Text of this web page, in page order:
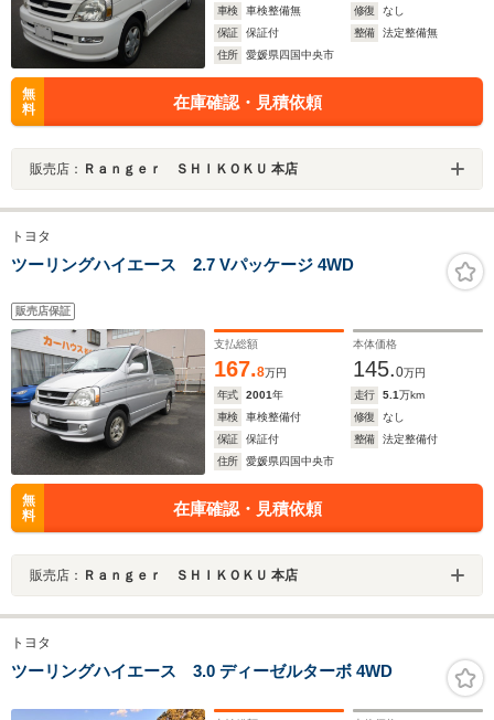
車検
車検整備無 修復
なし
保証
保証付 整備
法定整備無
住所
愛媛県四国中央市
無
料
在庫確認・見積依頼
販売店： Ｒａｎｇｅｒ ＳＨＩＫＯＫＵ 本店
トヨタ
ツーリングハイエース 2.7 Vパッケージ 4WD
販売店保証
支払総額
167.8万円
本体価格
145.0万円
年式
2001年 走行 5.1万km
車検
車検整備付 修復
なし
保証
保証付 整備
法定整備付
住所
愛媛県四国中央市
無
料
在庫確認・見積依頼
販売店： Ｒａｎｇｅｒ ＳＨＩＫＯＫＵ 本店
トヨタ
ツーリングハイエース 3.0 ディーゼルターボ 4WD